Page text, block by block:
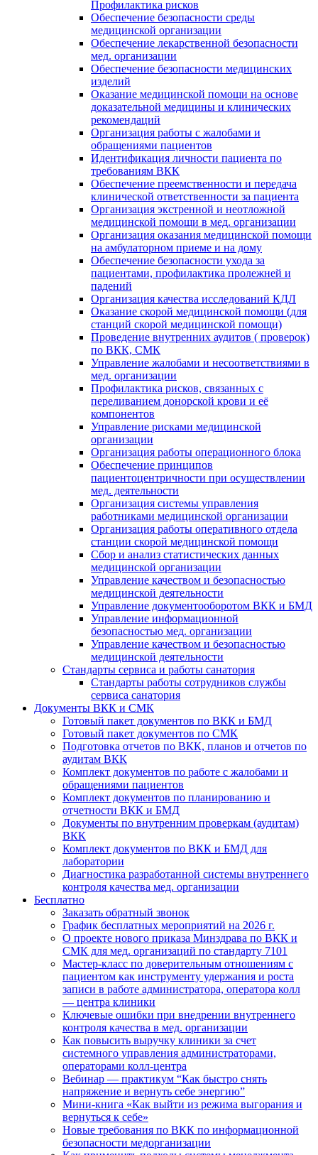
Профилактика рисков
Обеспечение безопасности среды
медицинской организации
Обеспечение лекарственной безопасности
мед. организации
Обеспечение безопасности медицинских
изделий
Оказание медицинской помощи на основе
доказательной медицины и клинических
рекомендаций
Организация работы с жалобами и
обращениями пациентов
Идентификация личности пациента по
требованиям ВКК
Обеспечение преемственности и передача
клинической ответственности за пациента
Организация экстренной и неотложной
медицинской помощи в мед. организации
Организация оказания медицинской помощи
на амбулаторном приеме и на дому
Обеспечение безопасности ухода за
пациентами, профилактика пролежней и
падений
Организация качества исследований КДЛ
Оказание скорой медицинской помощи (для
станций скорой медицинской помощи)
Проведение внутренних аудитов ( проверок)
по ВКК, СМК
Управление жалобами и несоответствиями в
мед. организации
Профилактика рисков, связанных с
переливанием донорской крови и её
компонентов
Управление рисками медицинской
организации
Организация работы операционного блока
Обеспечение принципов
пациентоцентричности при осуществлении
мед. деятельности
Организация системы управления
работниками медицинской организации
Организация работы оперативного отдела
станции скорой медицинской помощи
Сбор и анализ статистических данных
медицинской организации
Управление качеством и безопасностью
медицинской деятельности
Управление документооборотом ВКК и БМД
Управление информационной
безопасностью мед. организации
Управление качеством и безопасностью
медицинской деятельности
Стандарты сервиса и работы санатория
Стандарты работы сотрудников службы
сервиса санатория
Документы ВКК и СМК
Готовый пакет документов по ВКК и БМД
Готовый пакет документов по СМК
Подготовка отчетов по ВКК, планов и отчетов по
аудитам ВКК
Комплект документов по работе с жалобами и
обращениями пациентов
Комплект документов по планированию и
отчетности ВКК и БМД
Документы по внутренним проверкам (аудитам)
ВКК
Комплект документов по ВКК и БМД для
лаборатории
Диагностика разработанной системы внутреннего
контроля качества мед. организации
Бесплатно
Заказать обратный звонок
График бесплатных мероприятий на 2026 г.
О проекте нового приказа Минздрава по ВКК и
СМК для мед. организаций по стандарту 7101
Мастер-класс по доверительным отношениям с
пациентом как инструменту удержания и роста
записи в работе администратора, оператора колл
— центра клиники
Ключевые ошибки при внедрении внутреннего
контроля качества в мед. организации
Как повысить выручку клиники за счет
системного управления администраторами,
операторами колл-центра
Вебинар — практикум “Как быстро снять
напряжение и вернуть себе энергию”
Мини-книга «Как выйти из режима выгорания и
вернуться к себе»
Новые требования по ВКК по информационной
безопасности медорганизации